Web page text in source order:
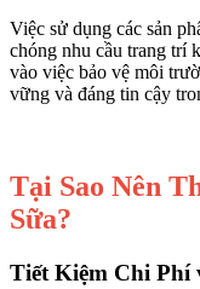
Việc sử dụng các sản
chóng nhu cầu trang trí
vào việc bảo vệ môi
vững và đáng tin cậy
Tại Sao Nên
Sữa?
Tiết Kiệm Chi Phí